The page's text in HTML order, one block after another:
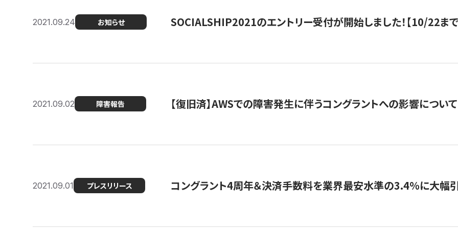
2021.09.24 お知らせ SOCIALSHIP2021のエントリー受付が開始しました！【10/22まで
2021.09.02 障害報告 【復旧済】AWSでの障害発生に伴うコングラントへの影響について
2021.09.01 プレスリリース コングラント4周年＆決済手数料を業界最安水準の3.4％に大幅